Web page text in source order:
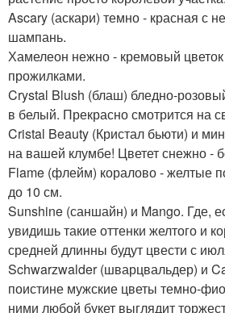
Ascary (аскари) темно - красная с
шампань.
Хамелеон нежно - кремовый
прожилками.
Crystal Blush (блаш) бледно-
в белый. Прекрасно смотрится на
Cristal Beauty (Кристал бьюти) и
на вашей клумбе! Цветет снежно -
Flame (флейм) коралово - желтые
до 10 см.
Sunshine (саншайн) и Mango. Где,
увидишь такие оттенки желтого и
средней длинны будут цвести с
Schwarzwalder (шварцвальдер) и
поистине мужские цветы темно-
ними любой букет выглядит